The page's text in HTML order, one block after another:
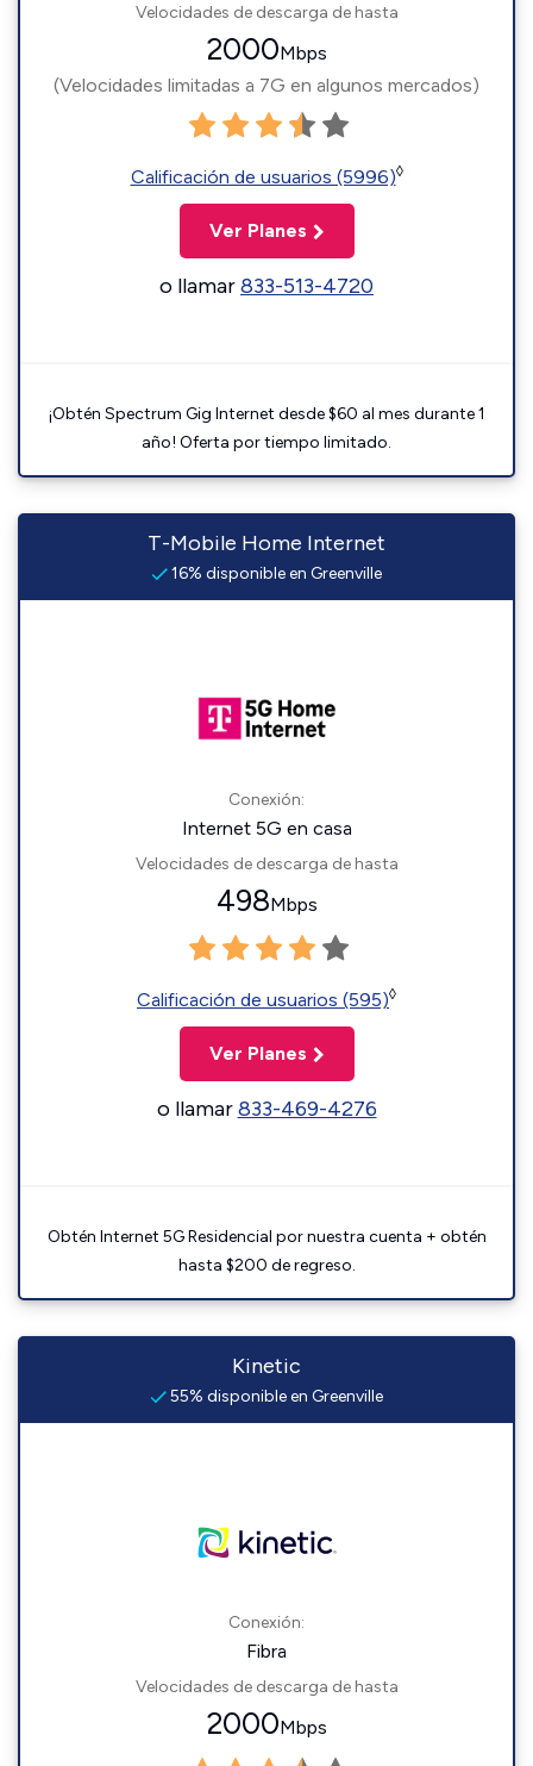
Velocidades de descarga de hasta
2000Mbps
(Velocidades limitadas a 7G en algunos mercados)
Calificación de usuarios (5996)◊
Ver Planes
o llamar833-513-4720
¡Obtén Spectrum Gig Internet desde $60 al mes durante 1
año! Oferta por tiempo limitado.
T-Mobile Home Internet
16% disponible en Greenville
Conexión:
Internet 5G en casa
Velocidades de descarga de hasta
498Mbps
Calificación de usuarios (595)◊
Ver Planes
o llamar833-469-4276
Obtén Internet 5G Residencial por nuestra cuenta + obtén
hasta $200 de regreso.
Kinetic
55% disponible en Greenville
Conexión:
Fibra
Velocidades de descarga de hasta
2000Mbps